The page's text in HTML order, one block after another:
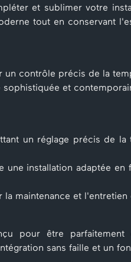
et sublimer votre
tout en conservant
un contrôle précis de la
et
un réglage précis de la
une installation adaptée
la maintenance et l'entretien
pour être parfaitement
sans faille et un